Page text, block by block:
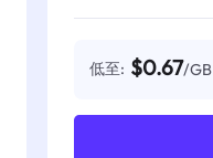
低至: $0.67/GB